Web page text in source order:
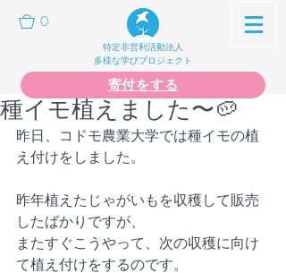
0
特定非営利活動法人
多様な学びプロジェクト
寄付をする
種イモ植えました〜🥔
昨日、コドモ農業大学では種イモの植
え付けをしました。
昨年植えたじゃがいもを収穫して販売
したばかりですが、
またすぐこうやって、次の収穫に向け
て植え付けをするのです。